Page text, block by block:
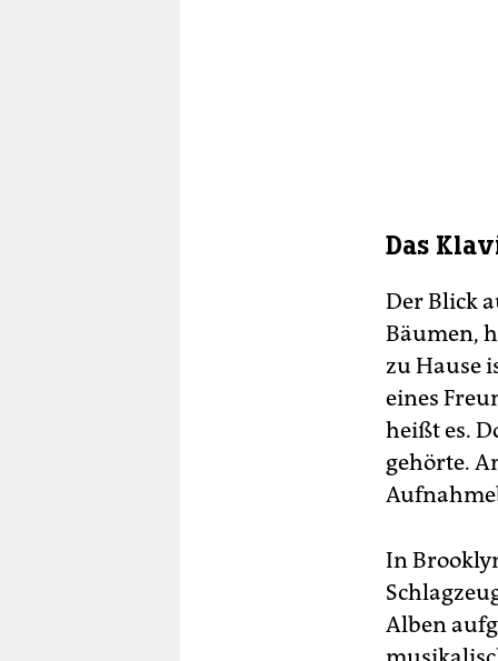
Das
Der Blick
Bäumen,
zu Hause
eines
heißt es.
gehörte.
In
Alben